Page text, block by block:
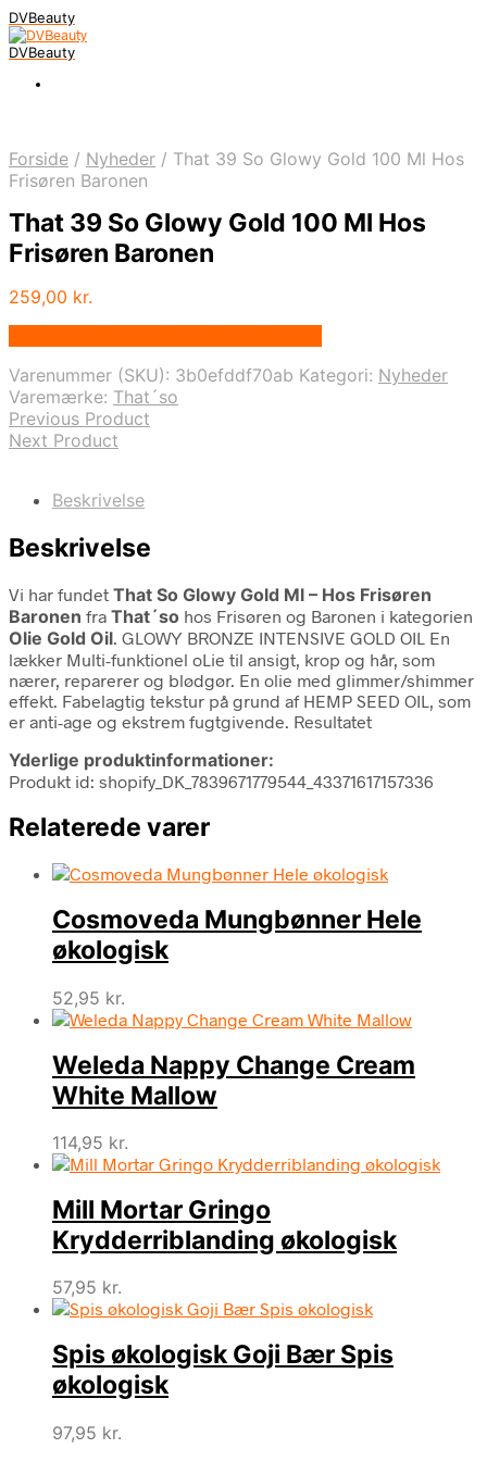
DVBeauty
DVBeauty
Forside / Nyheder / That 39 So Glowy Gold 100 Ml Hos
Frisøren Baronen
That 39 So Glowy Gold 100 Ml Hos
Frisøren Baronen
259,00 kr.
Varenummer (SKU): 3b0efddf70ab Kategori: Nyheder
Varemærke: That´so
Previous Product
Next Product
Beskrivelse
Beskrivelse
Vi har fundet That So Glowy Gold Ml – Hos Frisøren
Baronen fra That´so hos Frisøren og Baronen i kategorien
Olie Gold Oil. GLOWY BRONZE INTENSIVE GOLD OIL En
lækker Multi-funktionel oLie til ansigt, krop og hår, som
nærer, reparerer og blødgør. En olie med glimmer/shimmer
effekt. Fabelagtig tekstur på grund af HEMP SEED OIL, som
er anti-age og ekstrem fugtgivende. Resultatet
Yderlige produktinformationer:
Produkt id: shopify_DK_7839671779544_43371617157336
Relaterede varer
Cosmoveda Mungbønner Hele
økologisk
52,95 kr.
Weleda Nappy Change Cream
White Mallow
114,95 kr.
Mill Mortar Gringo
Krydderriblanding økologisk
57,95 kr.
Spis økologisk Goji Bær Spis
økologisk
97,95 kr.